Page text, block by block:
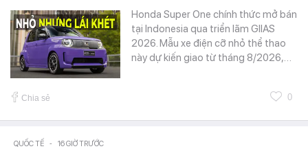
Honda Super One chính thức mở bán
tại Indonesia qua triển lãm GIIAS
2026. Mẫu xe điện cỡ nhỏ thể thao
này dự kiến giao từ tháng 8/2026,…
Chia sẻ 0
QUỐC TẾ - 16 GIỜ TRƯỚC